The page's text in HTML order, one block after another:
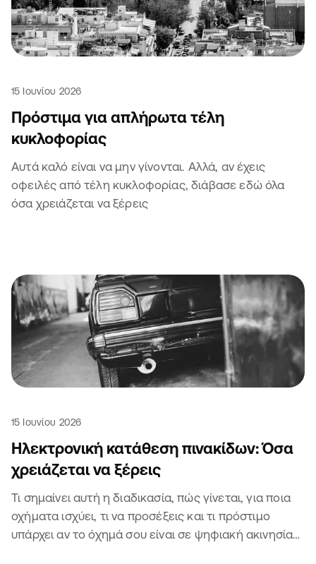
15 Ιουνίου 2026
Πρόστιμα για απλήρωτα τέλη
κυκλοφορίας
Αυτά καλό είναι να μην γίνονται. Αλλά, αν έχεις
οφειλές από τέλη κυκλοφορίας, διάβασε εδώ όλα
όσα χρειάζεται να ξέρεις
15 Ιουνίου 2026
Ηλεκτρονική κατάθεση πινακίδων: Όσα
χρειάζεται να ξέρεις
Τι σημαίνει αυτή η διαδικασία, πώς γίνεται, για ποια
οχήματα ισχύει, τι να προσέξεις και τι πρόστιμο
υπάρχει αν το όχημά σου είναι σε ψηφιακή ακινησία